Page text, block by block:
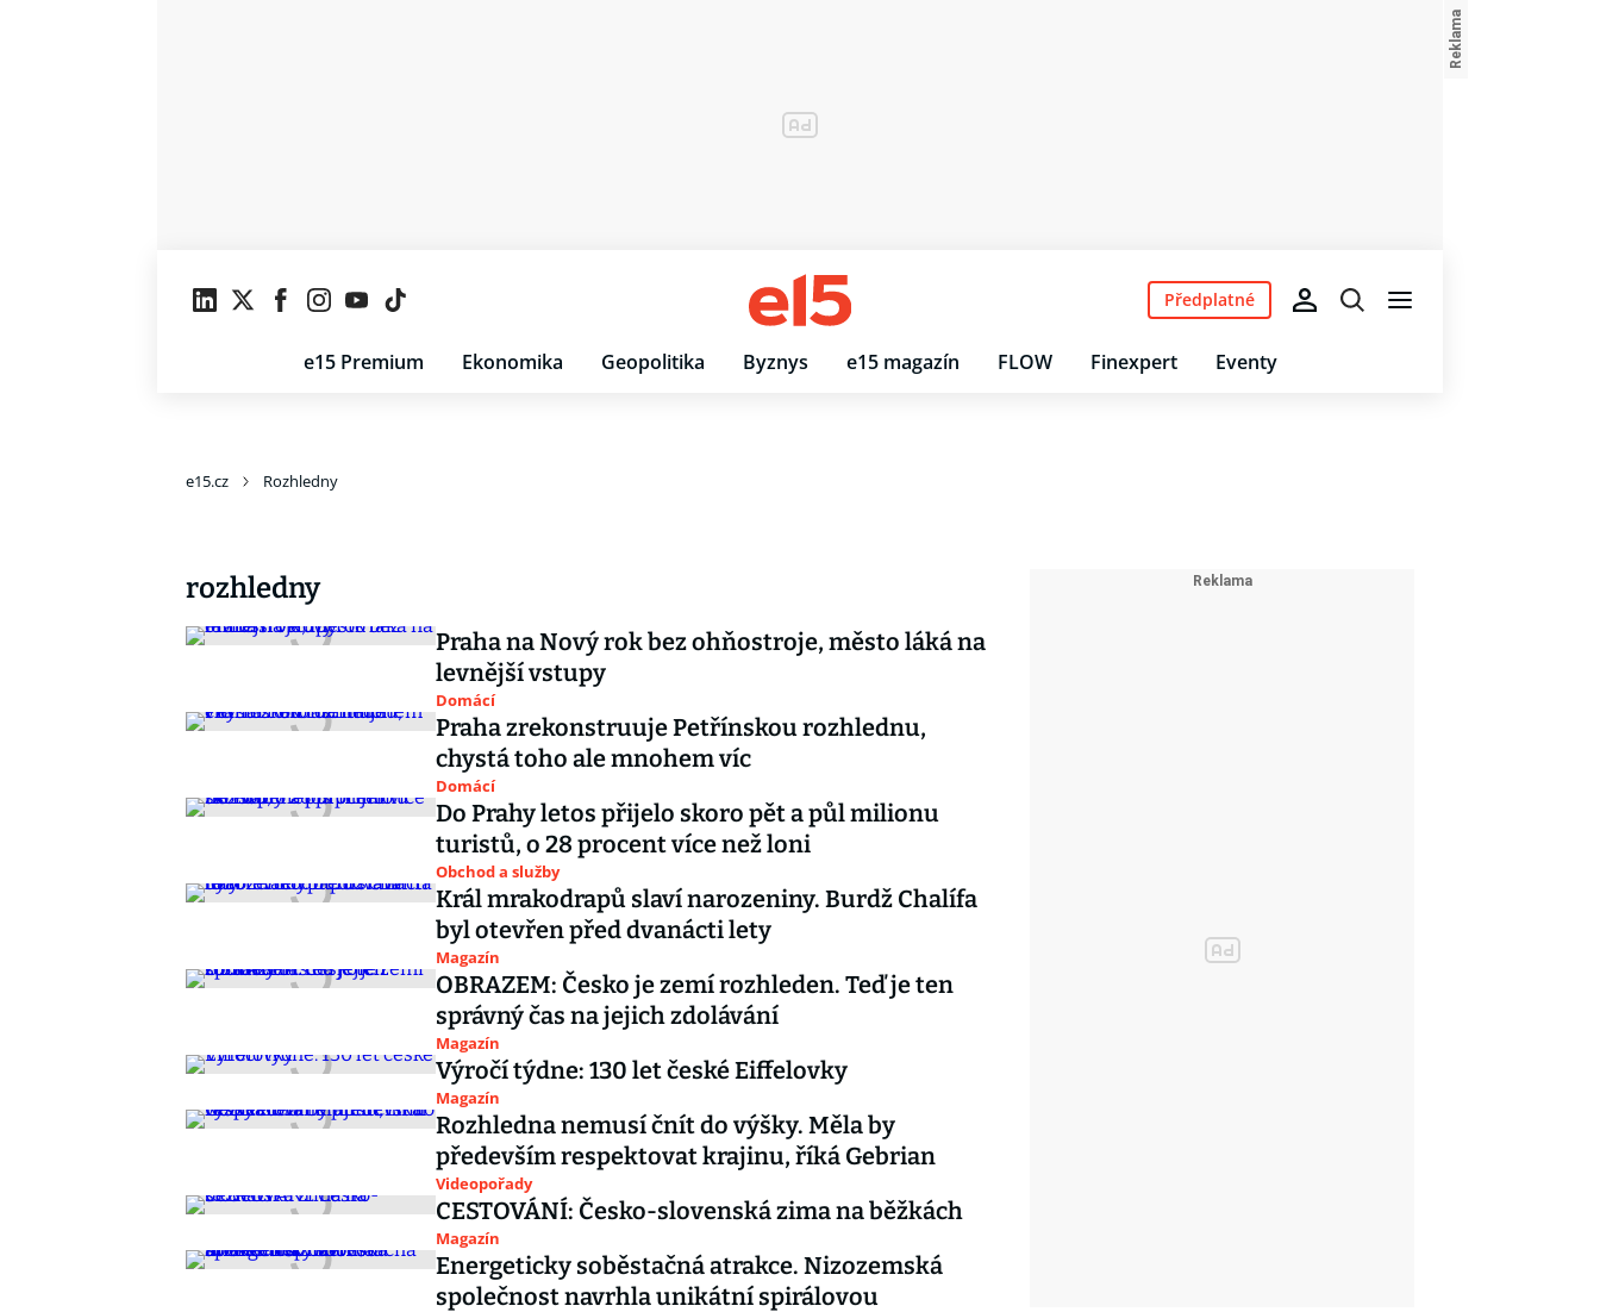
e15 Premium Ekonomika Geopolitika Byznys e15 magazín FLOW Finexpert Eventy
Předplatné
e15.cz Rozhledny
rozhledny
Praha na Nový rok bez ohňostroje, město láká na
levnější vstupy
Domácí
Praha zrekonstruuje Petřínskou rozhlednu,
chystá toho ale mnohem víc
Domácí
Do Prahy letos přijelo skoro pět a půl milionu
turistů, o 28 procent více než loni
Obchod a služby
Král mrakodrapů slaví narozeniny. Burdž Chalífa
byl otevřen před dvanácti lety
Magazín
OBRAZEM: Česko je zemí rozhleden. Teď je ten
správný čas na jejich zdolávání
Magazín
Výročí týdne: 130 let české Eiffelovky
Magazín
Rozhledna nemusí čnít do výšky. Měla by
především respektovat krajinu, říká Gebrian
Videopořady
CESTOVÁNÍ: Česko-slovenská zima na běžkách
Magazín
Energeticky soběstačná atrakce. Nizozemská
společnost navrhla unikátní spirálovou